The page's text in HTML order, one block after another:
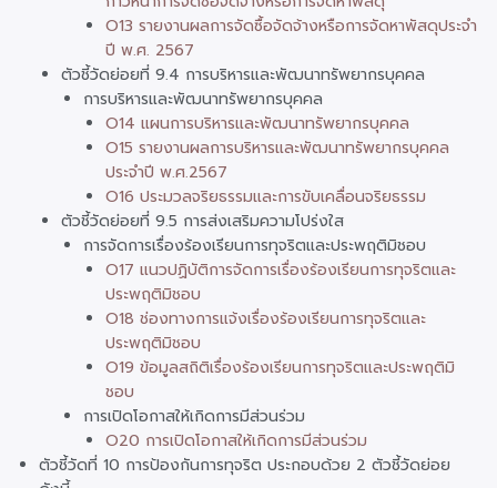
O13 รายงานผลการจัดซื้อจัดจ้างหรือการจัดหาพัสดุประจำ
ปี พ.ศ. 2567
ตัวชี้วัดย่อยที่ 9.4 การบริหารและพัฒนาทรัพยากรบุคคล
การบริหารและพัฒนาทรัพยากรบุคคล
O14 แผนการบริหารและพัฒนาทรัพยากรบุคคล
O15 รายงานผลการบริหารและพัฒนาทรัพยากรบุคคล
ประจำปี พ.ศ.2567
O16 ประมวลจริยธรรมและการขับเคลื่อนจริยธรรม
ตัวชี้วัดย่อยที่ 9.5 การส่งเสริมความโปร่งใส
การจัดการเรื่องร้องเรียนการทุจริตและประพฤติมิชอบ
O17 แนวปฏิบัติการจัดการเรื่องร้องเรียนการทุจริตและ
ประพฤติมิชอบ
O18 ช่องทางการแจ้งเรื่องร้องเรียนการทุจริตและ
ประพฤติมิชอบ
O19 ข้อมูลสถิติเรื่องร้องเรียนการทุจริตและประพฤติมิ
ชอบ
การเปิดโอกาสให้เกิดการมีส่วนร่วม
O20 การเปิดโอกาสให้เกิดการมีส่วนร่วม
ตัวชี้วัดที่ 10 การป้องกันการทุจริต ประกอบด้วย 2 ตัวชี้วัดย่อย